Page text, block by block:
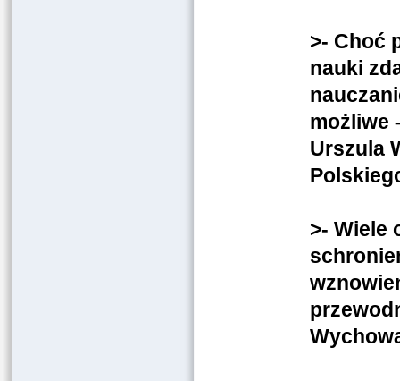
>- Choć
nauki
możliwe
Urszula
>- Wiele